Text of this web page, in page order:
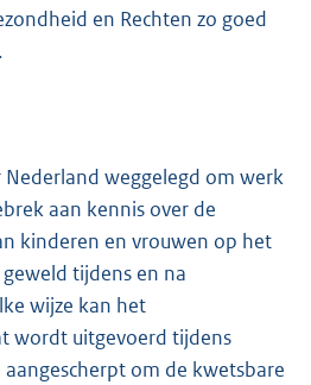
en Rechten zo goed
weggelegd om werk
aan kennis over de
kinderen en vrouwen op het
tijdens en na
wijze kan het
wordt uitgevoerd tijdens
om de kwetsbare